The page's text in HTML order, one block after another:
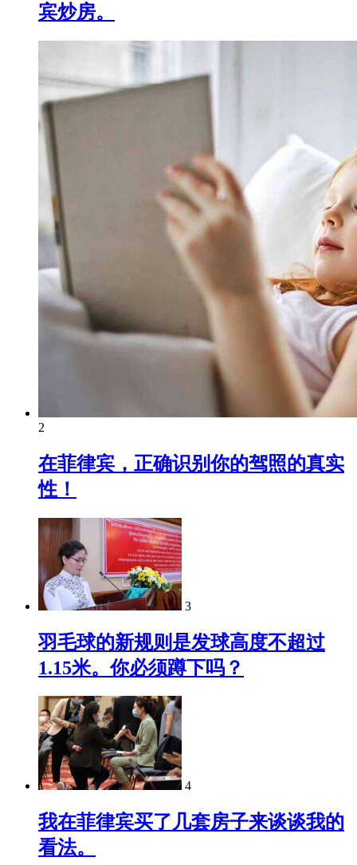
宾炒房。
2
在菲律宾，正确识别你的驾照的真实
性！
3
羽毛球的新规则是发球高度不超过
1.15米。你必须蹲下吗？
4
我在菲律宾买了几套房子来谈谈我的
看法。